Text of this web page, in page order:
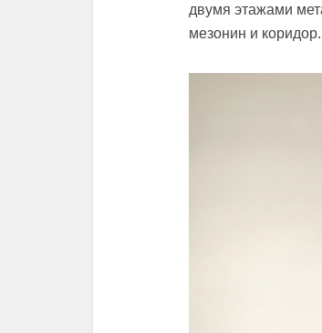
двумя этажами
мезонин и коридор.